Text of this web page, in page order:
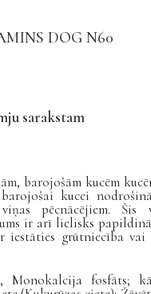
DOG N60
sarakstam
barojošām kucēm
kucei
pēcnācējiem. Šis
ir arī lielisks
iestāties grūtniecība
Monokalcija fosfāts;